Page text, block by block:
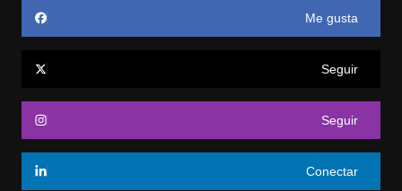
Me gusta
Seguir
Seguir
Conectar